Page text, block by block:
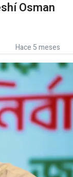
Osman
Hace 5 meses